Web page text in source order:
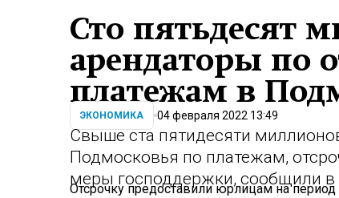
Сто пятьдесят
арендаторы по
платежам в
ЭКОНОМИКА 04 февраля 2022 13:49
Свыше ста пятидесяти
Подмосковья по платежам,
меры господдержки, сообщили
Отсрочку предоставили юрлицам на период